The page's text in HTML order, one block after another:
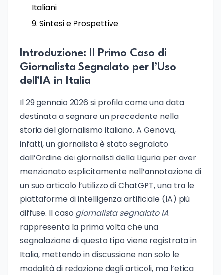
Italiani
Sintesi e Prospettive
Introduzione: Il Primo Caso di
Giornalista Segnalato per l’Uso
dell’IA in Italia
Il 29 gennaio 2026 si profila come una data
destinata a segnare un precedente nella
storia del giornalismo italiano. A Genova,
infatti, un giornalista è stato segnalato
dall’Ordine dei giornalisti della Liguria per aver
menzionato esplicitamente nell’annotazione di
un suo articolo l’utilizzo di ChatGPT, una tra le
piattaforme di intelligenza artificiale (IA) più
diffuse. Il caso giornalista segnalato IA
rappresenta la prima volta che una
segnalazione di questo tipo viene registrata in
Italia, mettendo in discussione non solo le
modalità di redazione degli articoli, ma l’etica